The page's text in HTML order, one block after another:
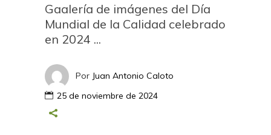
Gaalería de imágenes del Día
Mundial de la Calidad celebrado
en 2024
Por Juan Antonio Caloto
25 de noviembre de 2024